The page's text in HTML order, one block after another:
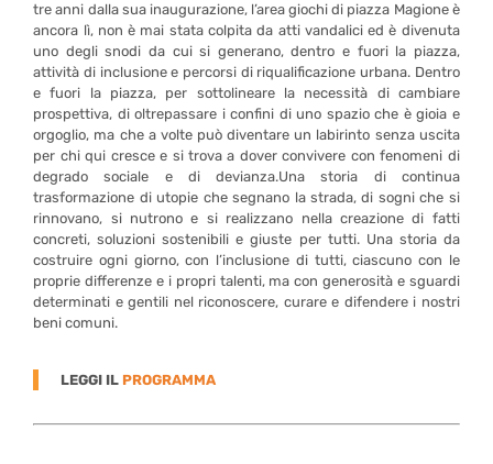
tre anni dalla sua inaugurazione, l’area giochi di piazza Magione è
ancora lì, non è mai stata colpita da atti vandalici ed è divenuta
uno degli snodi da cui si generano, dentro e fuori la piazza,
attività di inclusione e percorsi di riqualificazione urbana. Dentro
e fuori la piazza, per sottolineare la necessità di cambiare
prospettiva, di oltrepassare i confini di uno spazio che è gioia e
orgoglio, ma che a volte può diventare un labirinto senza uscita
per chi qui cresce e si trova a dover convivere con fenomeni di
degrado sociale e di devianza.Una storia di continua
trasformazione di utopie che segnano la strada, di sogni che si
rinnovano, si nutrono e si realizzano nella creazione di fatti
concreti, soluzioni sostenibili e giuste per tutti. Una storia da
costruire ogni giorno, con l’inclusione di tutti, ciascuno con le
proprie differenze e i propri talenti, ma con generosità e sguardi
determinati e gentili nel riconoscere, curare e difendere i nostri
beni comuni.
LEGGI IL PROGRAMMA